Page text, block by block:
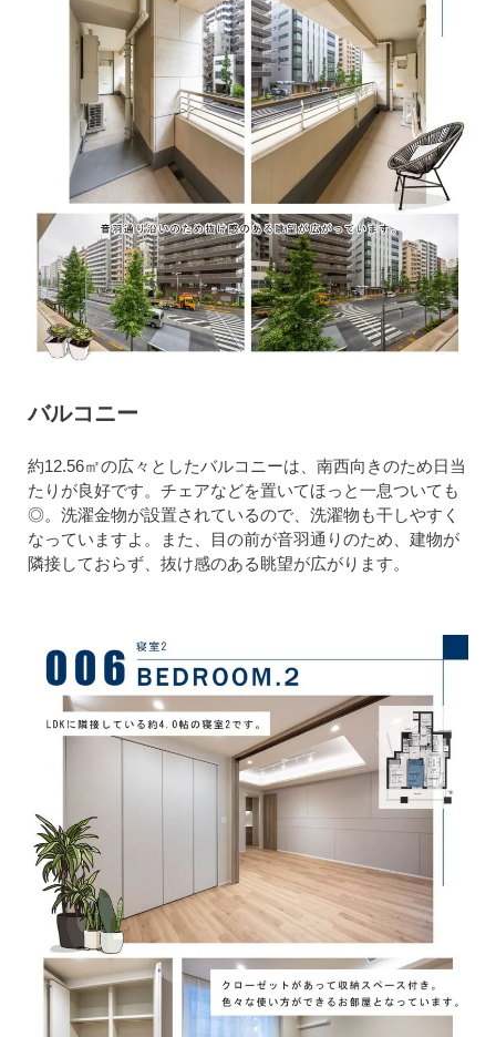
バルコニー
約12.56㎡の広々としたバルコニーは、南西向きのため日当
たりが良好です。チェアなどを置いてほっと一息ついても
◎。洗濯金物が設置されているので、洗濯物も干しやすく
なっていますよ。また、目の前が音羽通りのため、建物が
隣接しておらず、抜け感のある眺望が広がります。